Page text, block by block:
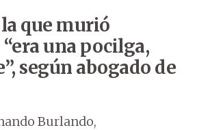
la que murió
una pocilga,
según abogado de
Burlando,